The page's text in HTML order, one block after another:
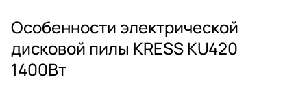
Особенности электрической
дисковой пилы KRESS KU420
1400Вт